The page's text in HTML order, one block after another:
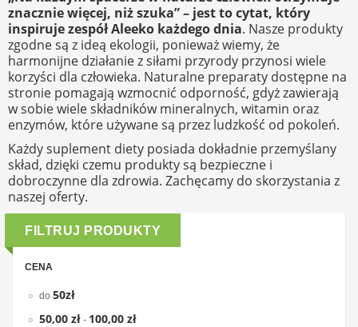
znacznie więcej, niż szuka” – jest to cytat, który
inspiruje zespół Aleeko każdego dnia. Nasze produkty
zgodne są z ideą ekologii, ponieważ wiemy, że
harmonijne działanie z siłami przyrody przynosi wiele
korzyści dla człowieka. Naturalne preparaty dostępne na
stronie pomagają wzmocnić odporność, gdyż zawierają
w sobie wiele składników mineralnych, witamin oraz
enzymów, które używane są przez ludzkość od pokoleń.
Każdy suplement diety posiada dokładnie przemyślany
skład, dzięki czemu produkty są bezpieczne i
dobroczynne dla zdrowia. Zachęcamy do skorzystania z
naszej oferty.
FILTRUJ PRODUKTY
CENA
do 50zł
50,00 zł - 100,00 zł